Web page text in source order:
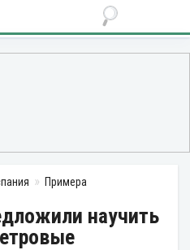
Примера
научить